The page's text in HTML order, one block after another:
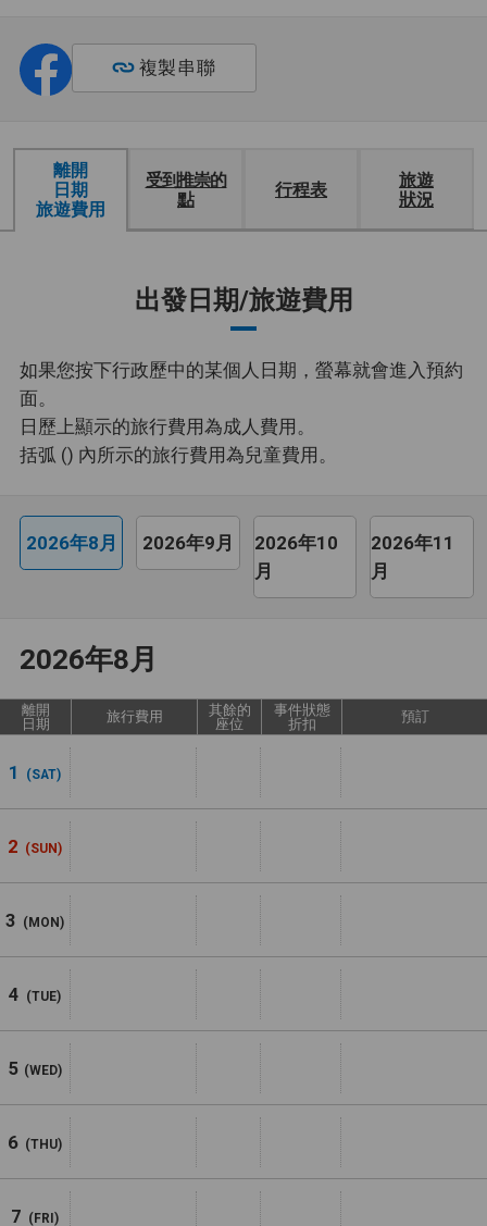
複製串聯
離開
日期
旅遊費用
受到推崇的
點
行程表
旅遊
狀況
出發日期/旅遊費用
如果您按下行政歷中的某個人日期，螢幕就會進入預約
面。
日歷上顯示的旅行費用為成人費用。
括弧 () 內所示的旅行費用為兒童費用。
2026年8月 2026年9月
2026年10
月
2026年11
月
2026年8月
離開
日期
旅行費用
其餘的
座位
事件狀態
折扣
預訂
1 (SAT)
2 (SUN)
3 (MON)
4 (TUE)
5 (WED)
6 (THU)
7 (FRI)